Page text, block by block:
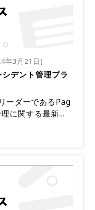
ってみよう」・
13:00・講師：西
Sr. Principal C
）PagerDutyを
、PagerDutyを
オンラインウェビ
プ方法や基本的な
で解説する。参加
ームから、ご希望
てください。
fieldマッピング
年3月21日 )
デント管理プラ
ーダーであるPag
に関する最新の
シデント管理製
テクノロジーを
復力を強化し、収
るリスクを軽減し
、重要な前進を示
プライズプラン
管理、PagerDut
まとめたプラッ
Operations Clo
ォームは、IT、
ネスチームのニ
これらのテクノロ
フサイクル全体に
提供し、サービス
は、インシデ
織がツールを統合